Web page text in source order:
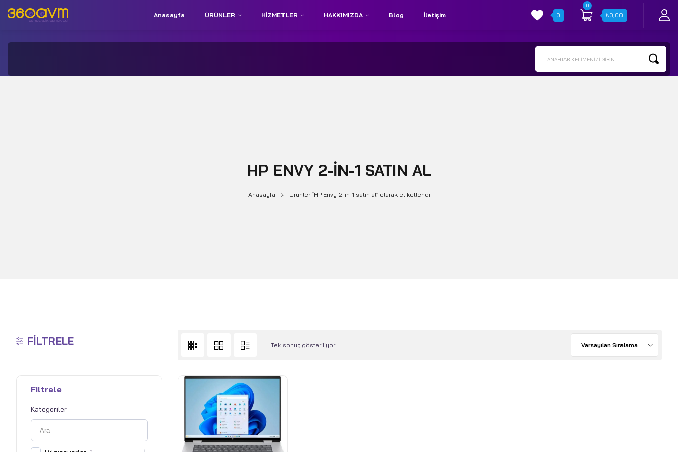
İletişim: +90 850 532 9312
ANAHTAR KELIMENIZI GIRIN
Anasayfa ÜRÜNLER HIZMETLER HAKKIMIZDA Blog İletişim 0
0
₺0,00
HP ENVY 2-IN-1 SATIN AL
Anasayfa Ürünler “HP Envy 2-in-1 satın al” olarak etiketlendi
FILTRELE
Filtrele
Kategoriler
Tek sonuç gösteriliyor Varsayılan Sıralama